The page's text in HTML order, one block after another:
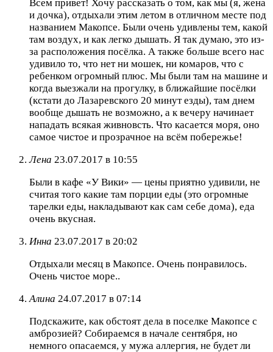
Всем привет! Хочу рассказать о том, как мы (я, жена
и дочка), отдыхали этим летом в отличном месте под
названием Макопсе. Были очень удивлены тем, какой
там воздух, и как легко дышать. Я так думаю, это из-
за расположения посёлка. А также больше всего нас
удивило то, что нет ни мошек, ни комаров, что с
ребенком огромный плюс. Мы были там на машине и
когда выезжали на прогулку, в ближайшие посёлки
(кстати до Лазаревского 20 минут езды), там днем
вообще дышать не возможно, а к вечеру начинает
нападать всякая живновсть. Что касается моря, оно
самое чистое и прозрачное на всём побережье!
Лена 23.07.2017 в 10:55
Были в кафе «У Вики» — цены приятно удивили, не
считая того какие там порции еды (это огромные
тарелки еды, накладывают как сам себе дома), еда
очень вкусная.
Инна 23.07.2017 в 20:02
Отдыхали месяц в Макопсе. Очень понравилось.
Очень чистое море..
Алина 24.07.2017 в 07:14
Подскажите, как обстоят дела в поселке Макопсе с
амброзией? Собираемся в начале сентября, но
немного опасаемся, у мужа аллергия, не будет ли